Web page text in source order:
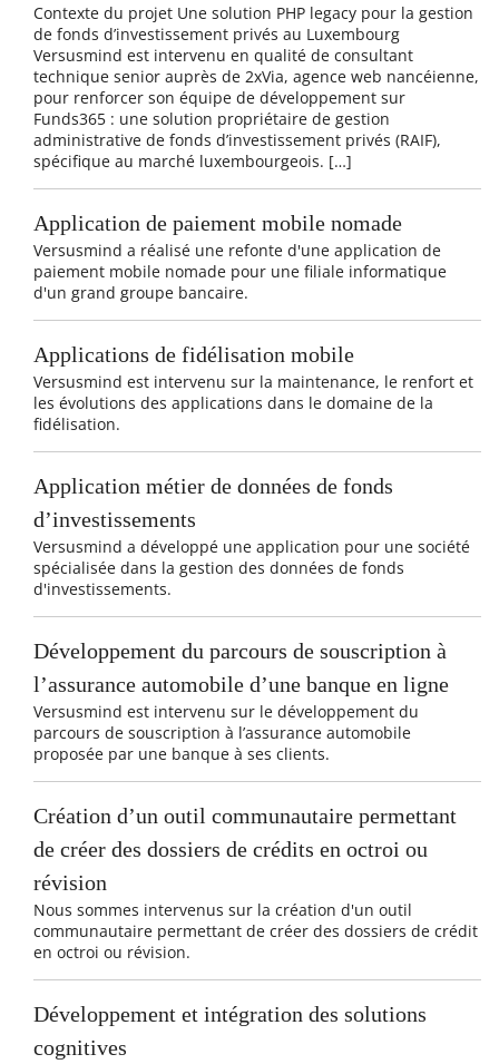
Contexte du projet Une solution PHP legacy pour la gestion
de fonds d’investissement privés au Luxembourg
Versusmind est intervenu en qualité de consultant
technique senior auprès de 2xVia, agence web nancéienne,
pour renforcer son équipe de développement sur
Funds365 : une solution propriétaire de gestion
administrative de fonds d’investissement privés (RAIF),
spécifique au marché luxembourgeois. […]
Application de paiement mobile nomade
Versusmind a réalisé une refonte d'une application de
paiement mobile nomade pour une filiale informatique
d'un grand groupe bancaire.
Applications de fidélisation mobile
Versusmind est intervenu sur la maintenance, le renfort et
les évolutions des applications dans le domaine de la
fidélisation.
Application métier de données de fonds
d’investissements
Versusmind a développé une application pour une société
spécialisée dans la gestion des données de fonds
d'investissements.
Développement du parcours de souscription à
l’assurance automobile d’une banque en ligne
Versusmind est intervenu sur le développement du
parcours de souscription à l’assurance automobile
proposée par une banque à ses clients.
Création d’un outil communautaire permettant
de créer des dossiers de crédits en octroi ou
révision
Nous sommes intervenus sur la création d'un outil
communautaire permettant de créer des dossiers de crédit
en octroi ou révision.
Développement et intégration des solutions
cognitives